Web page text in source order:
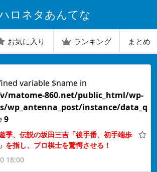
ロネタあんてな
お気に入り ランキング まとめ
variable $name in
matome-860.net/public_html/wp-
wp_antenna_post/instance/data_q
9
季、伝説の坂田三吉「後手番、初手端歩
を指し、プロ棋士を驚愕させる！
18:00